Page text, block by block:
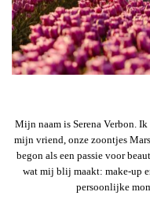
Mijn naam is Serena Verbon.
mijn vriend, onze zoontjes
begon als een passie voor
wat mij blij maakt: make-up
persoonlijke